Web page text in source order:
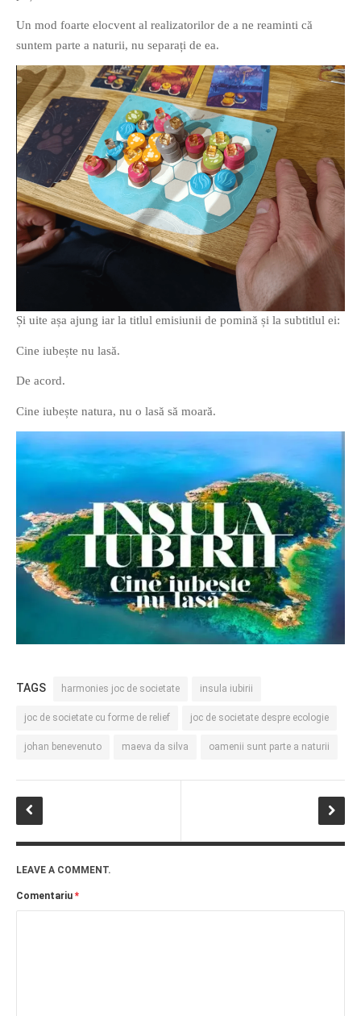
Un mod foarte elocvent al realizatorilor de a ne reaminti că
suntem parte a naturii, nu separați de ea.
Și uite așa ajung iar la titlul emisiunii de pomină și la subtitlul ei:
Cine iubește nu lasă.
De acord.
Cine iubește natura, nu o lasă să moară.
TAGS harmonies joc de societate insula iubirii
joc de societate cu forme de relief joc de societate despre ecologie
johan benevenuto maeva da silva oamenii sunt parte a naturii
LEAVE A COMMENT.
Comentariu *